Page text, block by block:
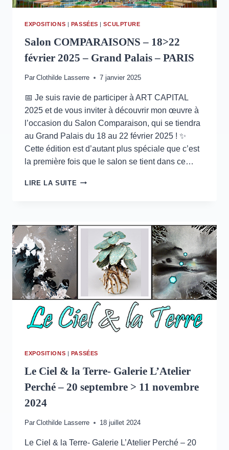
EXPOSITIONS | PASSÉES |SCULPTURE
Salon COMPARAISONS – 18>22
février 2025 – Grand Palais – PARIS
Par Clothilde Lasserre 7 janvier 2025
📅 Je suis ravie de participer à ART CAPITAL
2025 et de vous inviter à découvrir mon œuvre à
l’occasion du Salon Comparaison, qui se tiendra
au Grand Palais du 18 au 22 février 2025 ! ✨
Cette édition est d’autant plus spéciale que c’est
la première fois que le salon se tient dans ce…
LIRE LA SUITE SALON
2025
GRAND
PALAIS
EXPOSITIONS | PASSÉES
Le Ciel & la Terre- Galerie L’Atelier
Perché – 20 septembre > 11 novembre
2024
Par Clothilde Lasserre 18 juillet 2024
Le Ciel & la Terre- Galerie L’Atelier Perché – 20